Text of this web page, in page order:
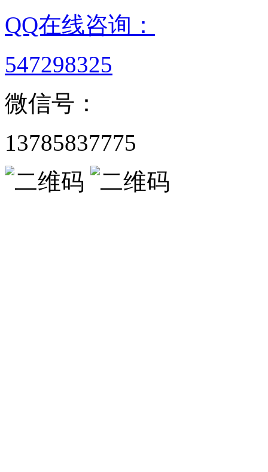
QQ在线咨询：
547298325
微信号：
13785837775